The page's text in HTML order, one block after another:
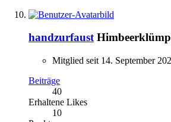
handzurfaust
Mitglied seit 14. September
Beiträge
40
Erhaltene Likes
10